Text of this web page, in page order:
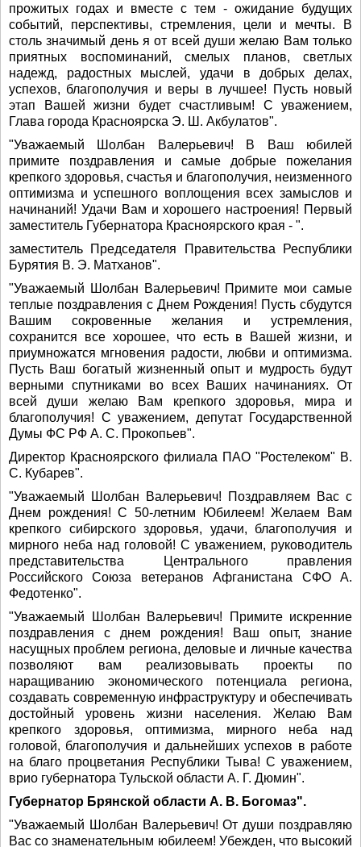
прожитых годах и вместе с тем - ожидание будущих
событий, перспективы, стремления, цели и мечты. В
столь значимый день я от всей души желаю Вам только
приятных воспоминаний, смелых планов, светлых
надежд, радостных мыслей, удачи в добрых делах,
успехов, благополучия и веры в лучшее! Пусть новый
этап Вашей жизни будет счастливым! С уважением,
Глава города Красноярска Э. Ш. Акбулатов".
"Уважаемый Шолбан Валерьевич! В Ваш юбилей
примите поздравления и самые добрые пожелания
крепкого здоровья, счастья и благополучия, неизменного
оптимизма и успешного воплощения всех замыслов и
начинаний! Удачи Вам и хорошего настроения! Первый
заместитель Губернатора Красноярского края - ".
заместитель Председателя Правительства Республики
Бурятия В. Э. Матханов".
"Уважаемый Шолбан Валерьевич! Примите мои самые
теплые поздравления с Днем Рождения! Пусть сбудутся
Вашим сокровенные желания и устремления,
сохранится все хорошее, что есть в Вашей жизни, и
приумножатся мгновения радости, любви и оптимизма.
Пусть Ваш богатый жизненный опыт и мудрость будут
верными спутниками во всех Ваших начинаниях. От
всей души желаю Вам крепкого здоровья, мира и
благополучия! С уважением, депутат Государственной
Думы ФС РФ А. С. Прокопьев".
Директор Красноярского филиала ПАО "Ростелеком" В.
С. Кубарев".
"Уважаемый Шолбан Валерьевич! Поздравляем Вас с
Днем рождения! С 50-летним Юбилеем! Желаем Вам
крепкого сибирского здоровья, удачи, благополучия и
мирного неба над головой! С уважением, руководитель
представительства Центрального правления
Российского Союза ветеранов Афганистана СФО А.
Федотенко".
"Уважаемый Шолбан Валерьевич! Примите искренние
поздравления с днем рождения! Ваш опыт, знание
насущных проблем региона, деловые и личные качества
позволяют вам реализовывать проекты по
наращиванию экономического потенциала региона,
создавать современную инфраструктуру и обеспечивать
достойный уровень жизни населения. Желаю Вам
крепкого здоровья, оптимизма, мирного неба над
головой, благополучия и дальнейших успехов в работе
на благо процветания Республики Тыва! С уважением,
врио губернатора Тульской области А. Г. Дюмин".
Губернатор Брянской области А. В. Богомаз".
"Уважаемый Шолбан Валерьевич! От души поздравляю
Вас со знаменательным юбилеем! Убежден, что высокий